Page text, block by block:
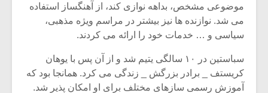
موضوعى مشخص، بداهه نوازى کند، از آهنگساز استفاده
مى شد. نوازنده ها نیز بیشتر در مراسم ویژه مذهبى،
سیاسى و … خدمات خود را ارائه مى کردند.
سباستین در ۱۰ سالگى یتیم شد و از آن پس با یوهان
کریستف _ برادر بزرگش _ زندگى مى کرد. همانجا بود که
آموزش رسمى سازهاى مختلف براى او امکان پذیر شد.